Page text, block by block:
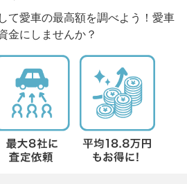
て愛車の最高額を調べよう！愛車
金にしませんか？